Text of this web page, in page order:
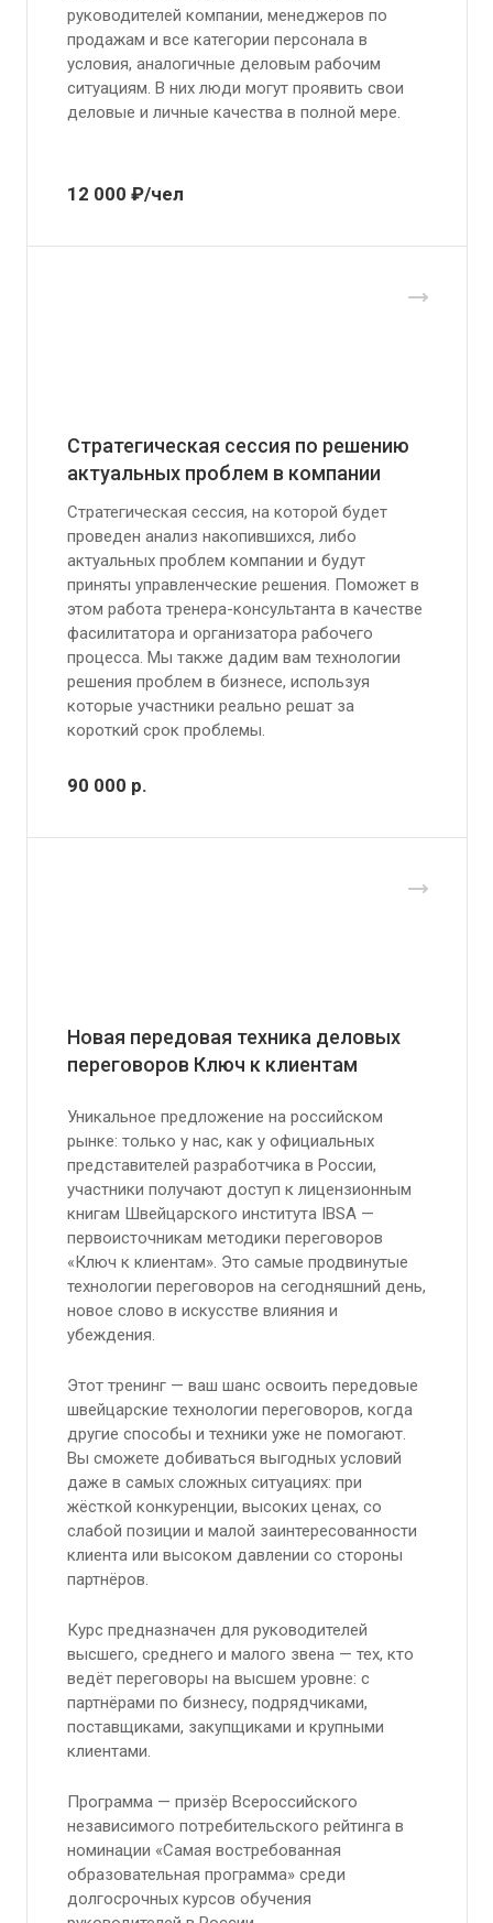
руководителей компании, менеджеров по
продажам и все категории персонала в
условия, аналогичные деловым рабочим
ситуациям. В них люди могут проявить свои
деловые и личные качества в полной мере.
12 000 ₽/чел
Стратегическая сессия по решению
актуальных проблем в компании
Стратегическая сессия, на которой будет
проведен анализ накопившихся, либо
актуальных проблем компании и будут
приняты управленческие решения. Поможет в
этом работа тренера-консультанта в качестве
фасилитатора и организатора рабочего
процесса. Мы также дадим вам технологии
решения проблем в бизнесе, используя
которые участники реально решат за
короткий срок проблемы.
90 000 р.
Новая передовая техника деловых
переговоров Ключ к клиентам
Уникальное предложение на российском
рынке: только у нас, как у официальных
представителей разработчика в России,
участники получают доступ к лицензионным
книгам Швейцарского института IBSA —
первоисточникам методики переговоров
«Ключ к клиентам». Это самые продвинутые
технологии переговоров на сегодняшний день,
новое слово в искусстве влияния и
убеждения.
Этот тренинг — ваш шанс освоить передовые
швейцарские технологии переговоров, когда
другие способы и техники уже не помогают.
Вы сможете добиваться выгодных условий
даже в самых сложных ситуациях: при
жёсткой конкуренции, высоких ценах, со
слабой позиции и малой заинтересованности
клиента или высоком давлении со стороны
партнёров.
Курс предназначен для руководителей
высшего, среднего и малого звена — тех, кто
ведёт переговоры на высшем уровне: с
партнёрами по бизнесу, подрядчиками,
поставщиками, закупщиками и крупными
клиентами.
Программа — призёр Всероссийского
независимого потребительского рейтинга в
номинации «Самая востребованная
образовательная программа» среди
долгосрочных курсов обучения